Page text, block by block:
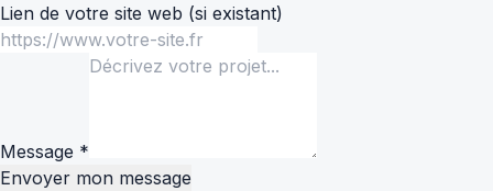
Lien de votre site web (si existant)
Message *
Envoyer mon message